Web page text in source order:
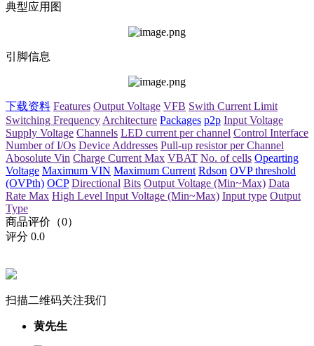
典型应用图
引脚信息
下载资料 Features Output Voltage VFB Swith Current Limit
Switching Frequency Architecture Packages p2p Input Voltage
Supply Voltage Channels LED current per channel Control Interface
Number of I/Os Device Addresses Pull-up resistor per Channel
Abosolute Vin Charge Current Max VBAT No. of cells Opearting
Voltage Maximum VIN Maximum Current Rdson OVP threshold
(OVPth) OCP Directional Bits Output Voltage (Min~Max) Data
Rate Max High Level Input Voltage (Min~Max) Input type Output
Type
商品评价（0）
评分 0.0
扫描二维码关注我们
黄先生